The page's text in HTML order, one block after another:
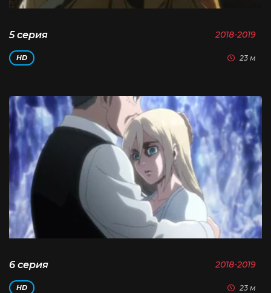
5 серия 2018-2019
HD 23 м
6 серия 2018-2019
HD 23 м